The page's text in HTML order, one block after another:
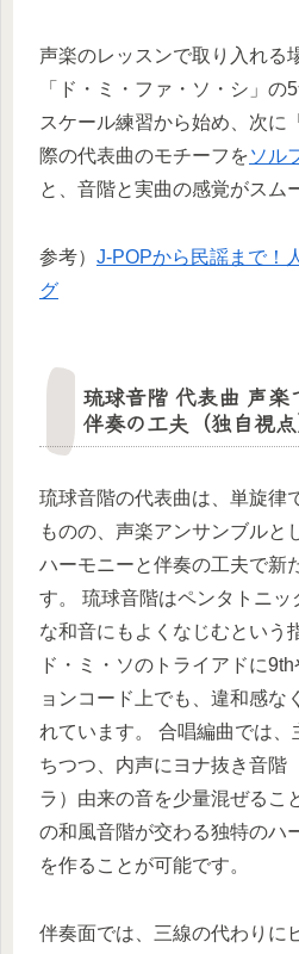
声楽のレッスンで取り入れる
「ド・ミ・ファ・ソ・シ」の
スケール練習から始め、次に
際の代表曲のモチーフをソル
と、音階と実曲の感覚がスム
参考） J-POPから民謡まで！
グ
琉球音階 代表曲 声楽
伴奏の工夫（独自視点
琉球音階の代表曲は、単旋律
ものの、声楽アンサンブルと
ハーモニーと伴奏の工夫で新
す。 琉球音階はペンタトニ
な和音にもよくなじむという
ド・ミ・ソのトライアドに
ョンコード上でも、違和感な
れています。 合唱編曲では
ちつつ、内声にヨナ抜き音階
ラ）由来の音を少量混ぜるこ
の和風音階が交わる独特のハ
を作ることが可能です。
伴奏面では、三線の代わりに